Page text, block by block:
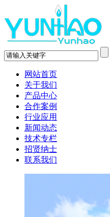
网站首页
关于我们
产品中心
合作案例
行业应用
新闻动态
技术专栏
招贤纳士
联系我们